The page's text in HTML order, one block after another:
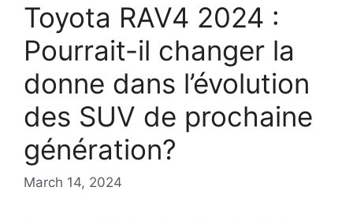
Toyota RAV4 2024 :
Pourrait-il changer la
donne dans l’évolution
des SUV de prochaine
génération?
March 14, 2024